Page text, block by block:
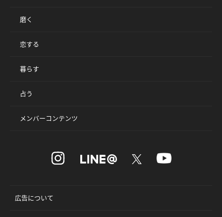
磨く
恋する
暮らす
占う
メンバーコンテンツ
広告について